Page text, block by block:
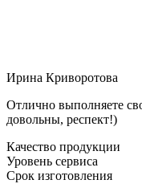
Ирина Криворотова
Отлично выполняете
довольны, респект!)
Качество продукции
Уровень сервиса
Срок изготовления